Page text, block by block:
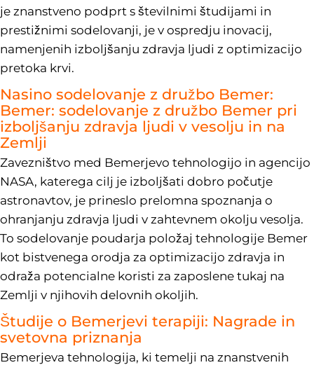
je znanstveno podprt s številnimi študijami in
prestižnimi sodelovanji, je v ospredju inovacij,
namenjenih izboljšanju zdravja ljudi z optimizacijo
pretoka krvi.
Nasino sodelovanje z družbo Bemer:
Bemer: sodelovanje z družbo Bemer pri
izboljšanju zdravja ljudi v vesolju in na
Zemlji
Zavezništvo med Bemerjevo tehnologijo in agencijo
NASA, katerega cilj je izboljšati dobro počutje
astronavtov, je prineslo prelomna spoznanja o
ohranjanju zdravja ljudi v zahtevnem okolju vesolja.
To sodelovanje poudarja položaj tehnologije Bemer
kot bistvenega orodja za optimizacijo zdravja in
odraža potencialne koristi za zaposlene tukaj na
Zemlji v njihovih delovnih okoljih.
Študije o Bemerjevi terapiji: Nagrade in
svetovna priznanja
Bemerjeva tehnologija, ki temelji na znanstvenih